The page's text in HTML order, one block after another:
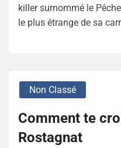
killer surnommé le
le plus étrange de sa
Non Classé
Comment te
Rostagnat